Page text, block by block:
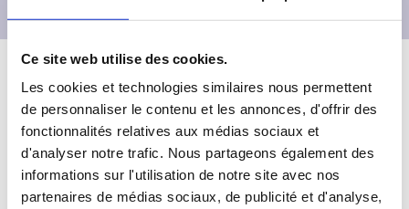
Ce site web utilise des cookies.
Les cookies et technologies similaires nous permettent
de personnaliser le contenu et les annonces, d'offrir des
fonctionnalités relatives aux médias sociaux et
d'analyser notre trafic. Nous partageons également des
informations sur l'utilisation de notre site avec nos
partenaires de médias sociaux, de publicité et d'analyse,
Organiser une rencontre scolaire
au domicile du partenaire